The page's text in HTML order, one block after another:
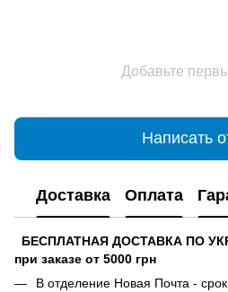
Добавьте
Написать
Доставка Оплата
БЕСПЛАТНАЯ ДОСТАВКА ПО
при заказе от 5000 грн
В отделение Новая Почта - срок